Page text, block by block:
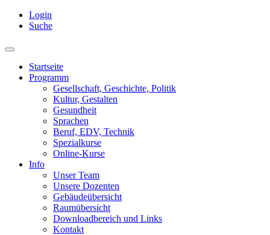
Login
Suche
Startseite
Programm
Gesellschaft, Geschichte, Politik
Kultur, Gestalten
Gesundheit
Sprachen
Beruf, EDV, Technik
Spezialkurse
Online-Kurse
Info
Unser Team
Unsere Dozenten
Gebäudeübersicht
Raumübersicht
Downloadbereich und Links
Kontakt